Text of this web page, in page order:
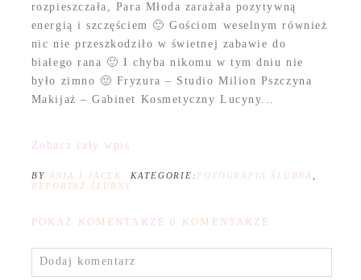
rozpieszczała, Para Młoda zarażała pozytywną
energią i szczęściem 🙂 Gościom weselnym również
nic nie przeszkodziło w świetnej zabawie do
białego rana 🙂 I chyba nikomu w tym dniu nie
było zimno 🙂 Fryzura – Studio Milion Pszczyna
Makijaż – Gabinet Kosmetyczny Lucyny...
Zobacz cały wpis
BY ANIA I JACEK KATEGORIE: FOTOGRAFIA ŚLUBNA
REPORTAŻ ŚLUBNY
POKAŻ KOMENTARZE 0 KOMENTARZE
Dodaj komentarz